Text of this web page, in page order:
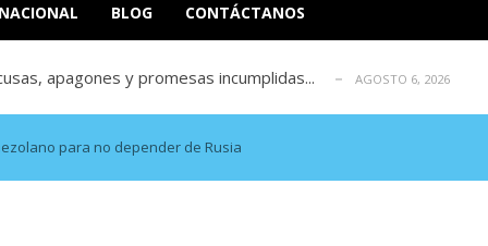
BLOG CONTÁCTANOS
las elecciones libres en Vene...
apagones y promesas incumplidas...
de derechos humanos en el Minister... AGOSTO 6, 2026
un mercado impulsado por el auge de... AGOSTO 6, 2026
La Guaira que hasta ahora no había ...
las elecciones libres en Vene... AGOSTO 6, 2026
apagones y promesas incumplidas...
para no depender de Rusia